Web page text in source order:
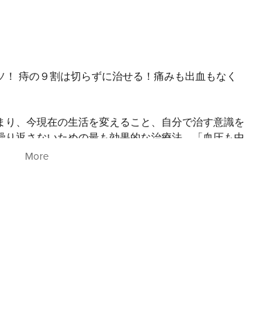
！ 痔の９割は切らずに治せる！痛みも出血もなく
、今現在の生活を変えること、自分で治す意識を
返さないための最も効果的な治療法。「血圧も中
！」「スルスル体重が減っていく！」など、痔だけ
More